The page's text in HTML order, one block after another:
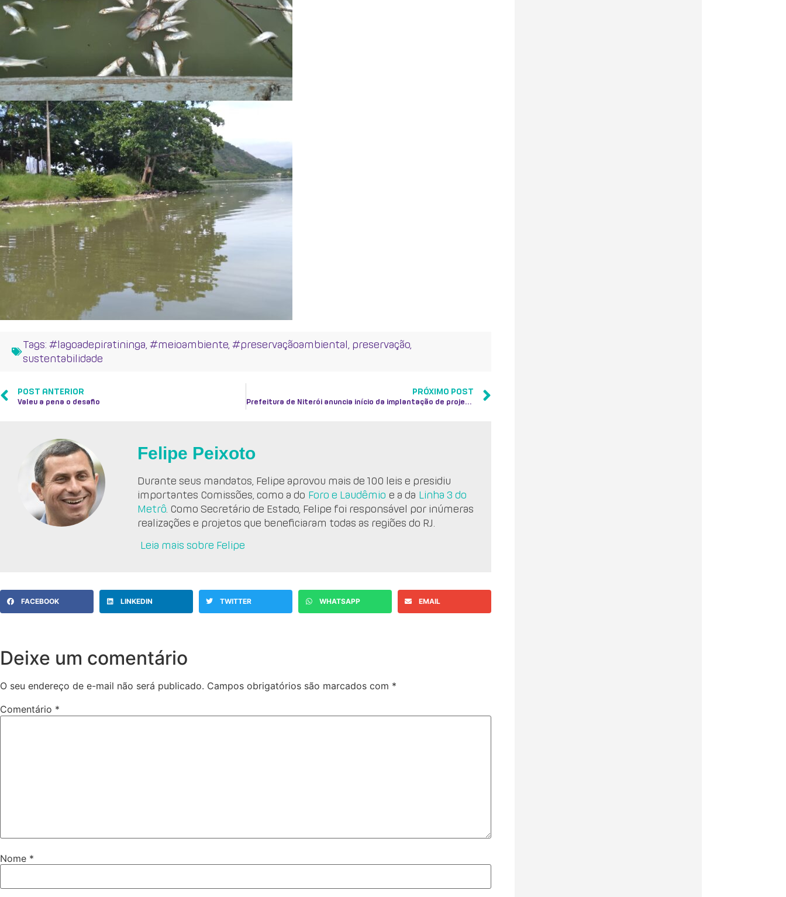
Tags: #lagoadepiratininga #meioambiente #preservaçãoambiental preservação
sustentabilidade
POST ANTERIOR
Valeu a pena o desafio
PRÓXIMO POST
Felipe Peixoto
Durante seus mandatos, Felipe aprovou mais de 100 leis e presidiu
importantes Comissões, como a do Foro e Laudêmio e a da Linha 3 do
Metrô . Como Secretário de Estado, Felipe foi responsável por inúmeras
realizações e projetos que beneficiaram todas as regiões do RJ.
Leia mais sobre Felipe
FACEBOOK LINKEDIN TWITTER WHATSAPP EMAIL
Deixe um comentário
O seu endereço de e-mail não será publicado. Campos obrigatórios são marcados com *
Comentário *
Nome *